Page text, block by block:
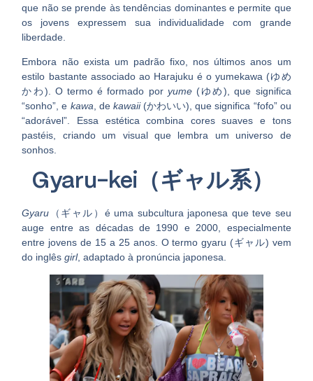
que não se prende às tendências dominantes e permite que
os jovens expressem sua individualidade com grande
liberdade.
Embora não exista um padrão fixo, nos últimos anos um
estilo bastante associado ao Harajuku é oyumekawa (ゆめ
かわ). O termo é formado por yume(ゆめ), que significa
“sonho”, e kawa, de kawaii(かわいい), que significa “fofo” ou
“adorável”. Essa estética combina cores suaves e tons
pastéis, criando um visual que lembra um universo de
sonhos.
Gyaru-kei（ギャル系）
Gyaru （ギャル） é uma subcultura japonesa que teve seu
auge entre as décadas de 1990 e 2000, especialmente
entre jovens de 15 a 25 anos. O termo gyaru (ギャル) vem
do inglêsgirl, adaptado à pronúncia japonesa.